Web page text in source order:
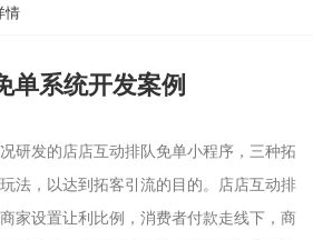
情
单系统开发案例
研发的店店互动排队免单小程序，三种拓
法，以达到拓客引流的目的。店店互动排
家设置让利比例，消费者付款走线下，商